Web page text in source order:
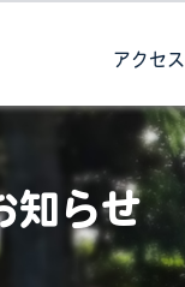
アクセス
知らせ